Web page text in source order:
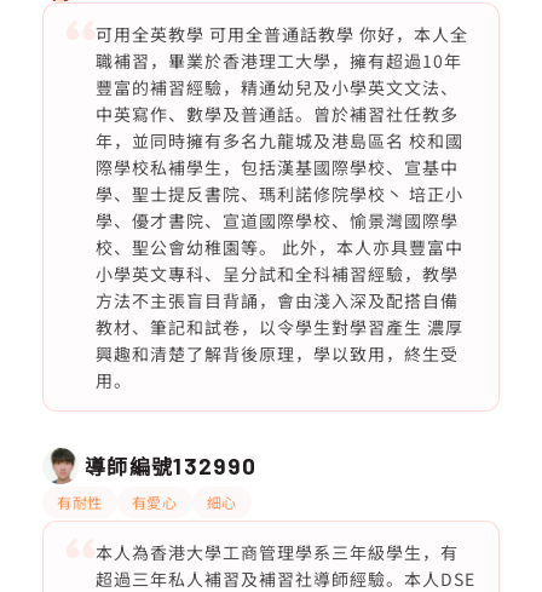
可用全英教學 可用全普通話教學 你好，本人全
職補習，畢業於香港理工大學，擁有超過10年
豐富的補習經驗，精通幼兒及小學英文文法、
中英寫作、數學及普通話。曾於補習社任教多
年，並同時擁有多名九龍城及港島區名 校和國
際學校私補學生，包括漢基國際學校、宣基中
學、聖士提反書院、瑪利諾修院學校丶 培正小
學、優才書院、宣道國際學校、愉景灣國際學
校、聖公會幼稚園等。 此外，本人亦具豐富中
小學英文專科、呈分試和全科補習經驗，教學
方法不主張盲目背誦，會由淺入深及配搭自備
教材、筆記和試卷，以令學生對學習產生 濃厚
興趣和清楚了解背後原理，學以致用，終生受
用。
導師編號132990
有耐性 有愛心 細心
本人為香港大學工商管理學系三年級學生，有
超過三年私人補習及補習社導師經驗。本人DSE